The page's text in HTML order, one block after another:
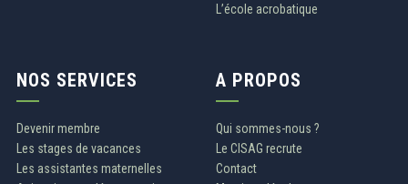
L’école acrobatique
NOS SERVICES
Devenir membre
Les stages de vacances
Les assistantes maternelles
A PROPOS
Qui sommes-nous ?
Le CISAG recrute
Contact